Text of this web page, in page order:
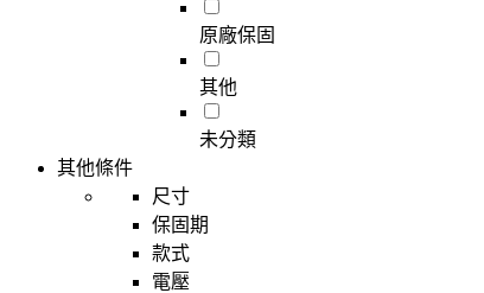
原廠保固
其他
未分類
其他條件
尺寸
保固期
款式
電壓